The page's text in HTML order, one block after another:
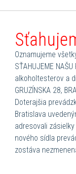
Oznamujeme
SŤAHUJEME
alkoholtesterov a
GRUZÍNSKA 28,
Doterajšia
Bratislava
adresovali
nového sídla
zostáva